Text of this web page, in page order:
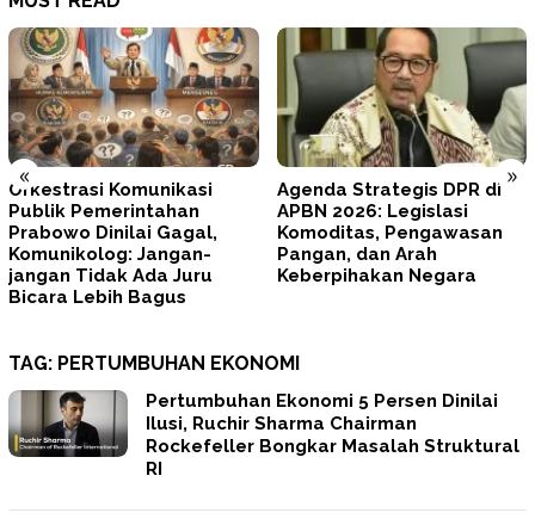
« »
Agenda Strategis DPR di
APBN 2026: Legislasi
Komoditas, Pengawasan
Pangan, dan Arah
Keberpihakan Negara
Tegas! Prabowo Minta
TNI–Polri Memperbaiki Diri
dan Mengunci
Profesionalisme
TAG: PERTUMBUHAN EKONOMI
Pertumbuhan Ekonomi 5 Persen Dinilai
Ilusi, Ruchir Sharma Chairman
Rockefeller Bongkar Masalah Struktural
RI